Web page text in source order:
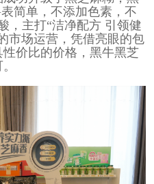
简单，不添加色素，不
，主打“洁净配方 引领健
市场运营，凭借亮眼的包
价比的价格，黑牛黑芝